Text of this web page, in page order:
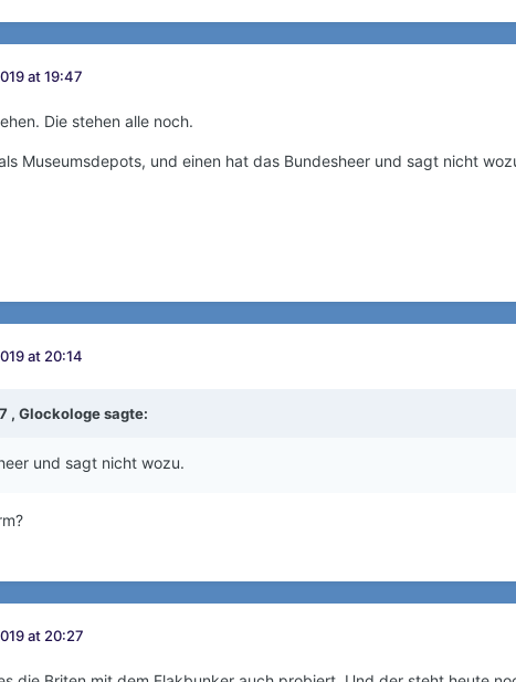
at 19:47
Die stehen alle noch.
Museumsdepots, und einen hat das Bundesheer und sagt nicht
at 20:14
, Glockologesagte:
und sagt nicht wozu.
at 20:27